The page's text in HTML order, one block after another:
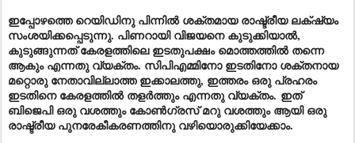
ഇപ്പോഴത്തെ റെയിഡിനു പിന്നിൽ ശക്തമായ രാഷ്ട്രീയ ലക്‌ഷ്യം
സംശയിക്കപ്പെടുന്നു. പിണറായി വിജയനെ കുടുക്കിയാൽ,
കുടുങ്ങുന്നത് കേരളത്തിലെ ഇടതുപക്ഷം മൊത്തത്തിൽ തന്നെ
ആകും എന്നതു വ്യക്തം. സിപിഎമ്മിനോ ഇടതിനോ ശക്തനായ
മറ്റൊരു നേതാവില്ലാത്ത ഇക്കാലത്തു, ഇത്തരം ഒരു പ്രഹരം
ഇടതിനെ കേരളത്തിൽ തളർത്തും എന്നതു വ്യക്തം. ഇത്
ബിജെപി ഒരു വശത്തും കോൺഗ്രസ് മറു വശത്തും ആയി ഒരു
രാഷ്ട്രീയ പുനരേകീകരണത്തിനു വഴിയൊരുക്കിയേക്കാം.